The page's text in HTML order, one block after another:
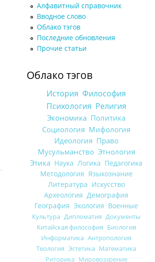
Алфавитный справочник
Вводное слово
Облако тэгов
Последние обновления
Прочие статьи
Облако тэгов
История Философия
Психология Религия
Экономика Политика
Социология Мифология
Идеология Право
Мусульманство Этнология
Этика Наука Логика Педагогика
Методология Языкознание
Литература Искусство
Археология Демография
География Экология Военные
Культура Дипломатия Документы
Китайская философия Биология
Информатика Антропология
Теология Эстетика Математика
Риторика Мировоззрение